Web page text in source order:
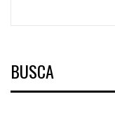
BUSCA